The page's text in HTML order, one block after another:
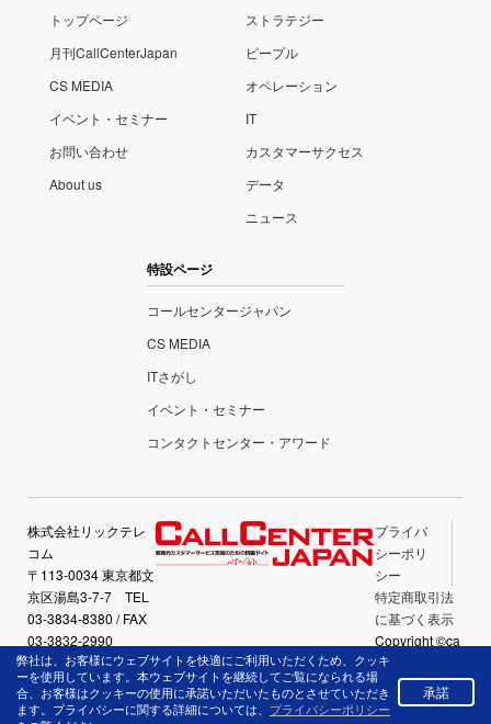
トップページ
月刊CallCenterJapan
CS MEDIA
イベント・セミナー
お問い合わせ
About us
ストラテジー
ピープル
オペレーション
IT
カスタマーサクセス
データ
ニュース
特設ページ
コールセンタージャパン
CS MEDIA
ITさがし
イベント・セミナー
コンタクトセンター・アワード
株式会社リックテレ
コム
〒113-0034 東京都文
京区湯島3-7-7 TEL
03-3834-8380 / FAX
03-3832-2990
プライバ
シーポリ
シー
特定商取引法
に基づく表示
Copyright ©ca
llcenter-japan.
com All Right
Reserved.
弊社は、お客様にウェブサイトを快適にご利用いただくため、クッキ
ーを使用しています。本ウェブサイトを継続してご覧になられる場
合、お客様はクッキーの使用に承諾いただいたものとさせていただき
ます。プライバシーに関する詳細については、 プライバシーポリシー
承諾